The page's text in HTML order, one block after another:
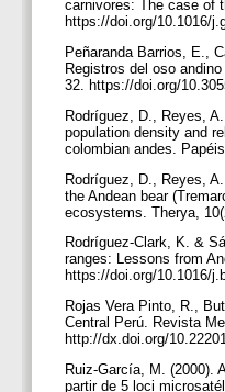
carnivores: The case of
https://doi.org/10.1016/
Peñaranda Barrios, E.,
Registros del oso
32. https://doi.org/
Rodríguez, D., Reyes,
population density and
colombian andes.
Rodríguez, D., Reyes,
the Andean bear
ecosystems. Therya,
Rodríguez-Clark, K. &
ranges: Lessons from
https://doi.org/10.1016/
Rojas Vera Pinto, R.,
Central Perú. Revista
http://dx.doi.org/
Ruiz-García, M. (2000).
partir de 5 loci